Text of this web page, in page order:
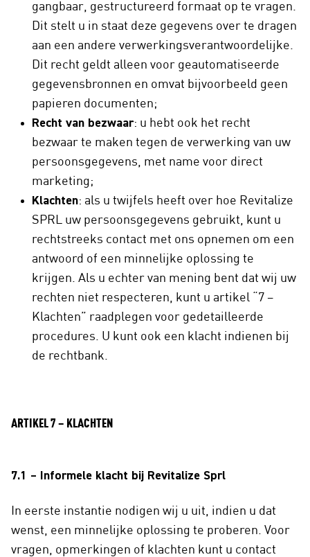
gangbaar, gestructureerd formaat op te vragen.
Dit stelt u in staat deze gegevens over te dragen
aan een andere verwerkingsverantwoordelijke.
Dit recht geldt alleen voor geautomatiseerde
gegevensbronnen en omvat bijvoorbeeld geen
papieren documenten;
Recht van bezwaar: u hebt ook het recht
bezwaar te maken tegen de verwerking van uw
persoonsgegevens, met name voor direct
marketing;
Klachten: als u twijfels heeft over hoe Revitalize
SPRL uw persoonsgegevens gebruikt, kunt u
rechtstreeks contact met ons opnemen om een
antwoord of een minnelijke oplossing te
krijgen. Als u echter van mening bent dat wij uw
rechten niet respecteren, kunt u artikel “7 –
Klachten” raadplegen voor gedetailleerde
procedures. U kunt ook een klacht indienen bij
de rechtbank.
ARTIKEL 7 – KLACHTEN
7.1 – Informele klacht bij Revitalize Sprl
In eerste instantie nodigen wij u uit, indien u dat
wenst, een minnelijke oplossing te proberen. Voor
vragen, opmerkingen of klachten kunt u contact